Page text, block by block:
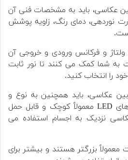
عکاسی، باید به مشخصات فنی آن
نوردهی، دمای رنگ، زاویه پوشش
و فرکانس ورودی و خروجی آن
به شما کمک می کنند تا نور ثابت
را انتخاب کنید.
عکاسی، باید همچنین به نوع و
شکل آن توجه کنید. نورهای LED معمولاً کوچک و قابل حمل
نزدیک به اجسام استفاده می
معمولاً بزرگتر هستند و بیشتر برای